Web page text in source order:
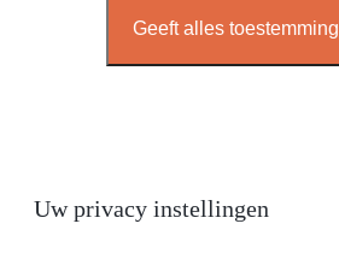
Geeft alles toestemming
Uw privacy instellingen